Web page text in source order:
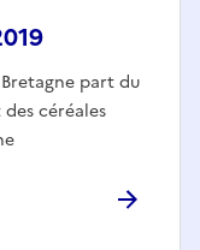
part du
céréales